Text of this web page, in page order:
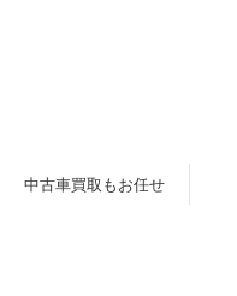
中古車買取もお任せ